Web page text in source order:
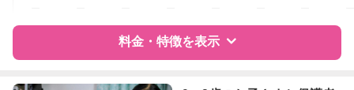
レッスン 英語レッスン
料金・特徴を表示